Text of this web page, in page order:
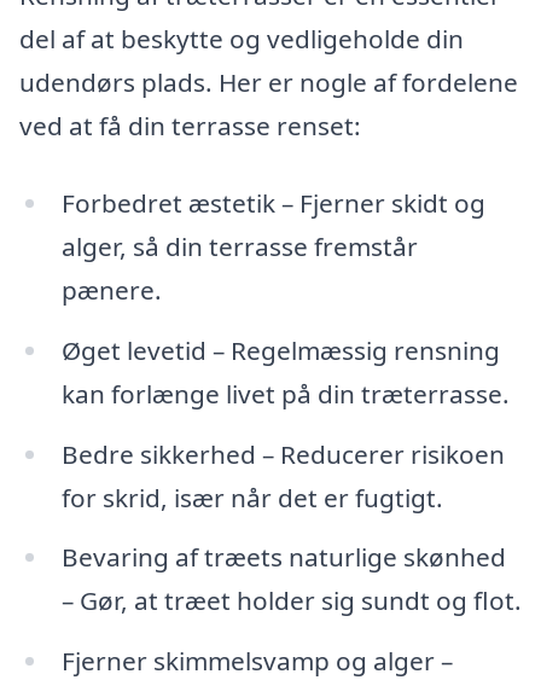
del af at beskytte og vedligeholde din
udendørs plads. Her er nogle af fordelene
ved at få din terrasse renset:
Forbedret æstetik – Fjerner skidt og
alger, så din terrasse fremstår
pænere.
Øget levetid – Regelmæssig rensning
kan forlænge livet på din træterrasse.
Bedre sikkerhed – Reducerer risikoen
for skrid, især når det er fugtigt.
Bevaring af træets naturlige skønhed
– Gør, at træet holder sig sundt og flot.
Fjerner skimmelsvamp og alger –